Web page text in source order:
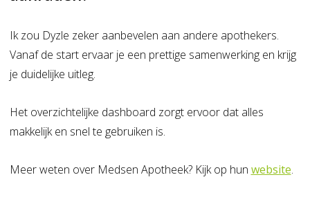
Ik zou Dyzle zeker aanbevelen aan andere apothekers.
Vanaf de start ervaar je een prettige samenwerking en krijg
je duidelijke uitleg.
Het overzichtelijke dashboard zorgt ervoor dat alles
makkelijk en snel te gebruiken is.
Meer weten over Medsen Apotheek? Kijk op hun website.